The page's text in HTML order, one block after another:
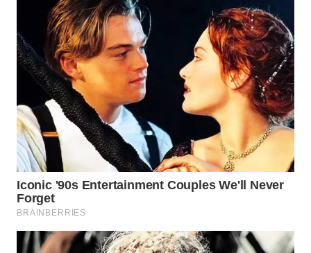
WAHANA
INFRASTRUKTUR
WAHANA
KONSUMEN
WAHANA
LISTRIK
WAHANA
TRAVEL
TV